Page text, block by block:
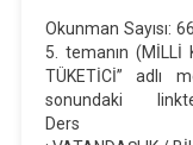
Okunman Sayısı:
5. temanın (MİLLİ
TÜKETİCİ” adlı
sonundaki
Ders :